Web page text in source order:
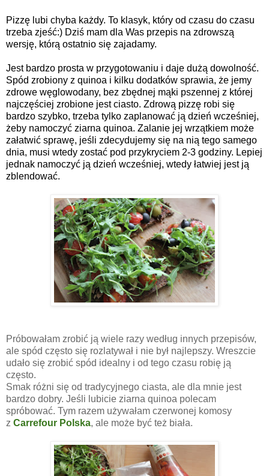
Pizzę lubi chyba każdy. To klasyk, który od czasu do czasu
trzeba zjeść:) Dziś mam dla Was przepis na zdrowszą
wersję, którą ostatnio się zajadamy.
Jest bardzo prosta w przygotowaniu i daje dużą dowolność.
Spód zrobiony z quinoa i kilku dodatków sprawia, że jemy
zdrowe węglowodany, bez zbędnej mąki pszennej z której
najczęściej zrobione jest ciasto. Zdrową pizzę robi się
bardzo szybko, trzeba tylko zaplanować ją dzień wcześniej,
żeby namoczyć ziarna quinoa. Zalanie jej wrzątkiem może
załatwić sprawę, jeśli zdecydujemy się na nią tego samego
dnia, musi wtedy zostać pod przykryciem 2-3 godziny. Lepiej
jednak namoczyć ją dzień wcześniej, wtedy łatwiej jest ją
zblendować.
Próbowałam zrobić ją wiele razy według innych przepisów,
ale spód często się rozlatywał i nie był najlepszy. Wreszcie
udało się zrobić spód idealny i od tego czasu robię ją
często.
Smak różni się od tradycyjnego ciasta, ale dla mnie jest
bardzo dobry. Jeśli lubicie ziarna quinoa polecam
spróbować. Tym razem używałam czerwonej komosy
z Carrefour Polska, ale może być też biała.